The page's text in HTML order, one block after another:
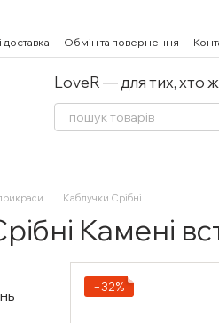
доставка Обмін та повернення
LoveR — для тих, хто
Каблучки Срібні
Камені
−32%